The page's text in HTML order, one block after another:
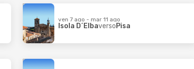
ven 7 ago - mar 11 ago
Isola D´ElbaversoPisa